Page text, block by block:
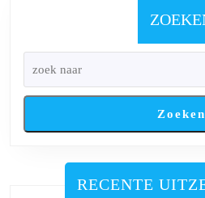
Zoeken
RECENTE